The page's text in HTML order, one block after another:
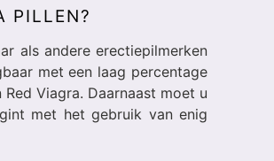
PILLEN?
als andere erectiepilmerken
met een laag percentage
Viagra. Daarnaast moet u
met het gebruik van enig